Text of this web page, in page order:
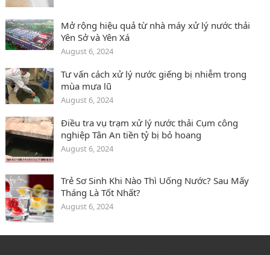
Mở rộng hiệu quả từ nhà máy xử lý nước thải
Yên Sở và Yên Xá
August 6, 2024
Tư vấn cách xử lý nước giếng bị nhiễm trong
mùa mưa lũ
August 6, 2024
Điều tra vụ trạm xử lý nước thải Cụm công
nghiệp Tân An tiền tỷ bị bỏ hoang
August 6, 2024
Trẻ Sơ Sinh Khi Nào Thì Uống Nước? Sau Mấy
Tháng Là Tốt Nhất?
August 6, 2024